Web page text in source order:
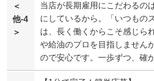
＜
他-4
＞
当店が長期雇用にこだわるの
にしているから。「いつもの
は、長く働くからこそ感じら
や給油のプロを目指しません
ので安心です。一歩ずつ、確